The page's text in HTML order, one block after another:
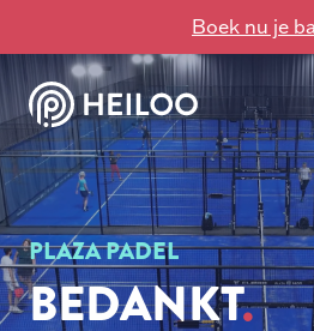
Boek nu je
PLAZA PADEL
BEDANKT